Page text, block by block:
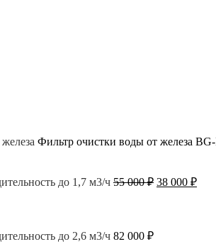
Фильтр очистки воды от железа
до 1,7 м3/ч 55 000₽ 38 000 ₽
до 2,6 м3/ч 82 000 ₽